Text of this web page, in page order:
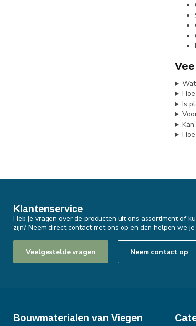
Is
Klantenservice
Heb je vragen over de producten uit ons assortiment of
zijn? Neem direct contact met ons op en dan helpen we
Veelgestelde vragen Neem contact op
Bouwmaterialen van Viegen